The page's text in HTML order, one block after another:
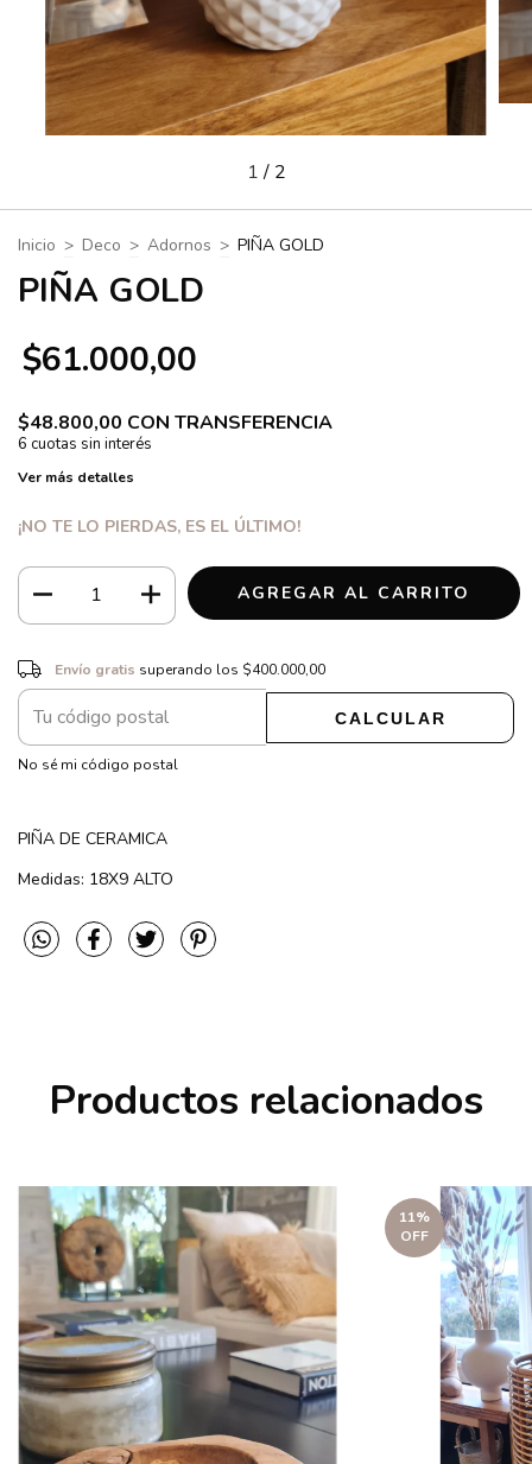
1/ 2
Inicio > Deco > Adornos > PIÑA GOLD
PIÑA GOLD
$61.000,00
$48.800,00 CON TRANSFERENCIA
Ver más detalles
¡NO TE LO PIERDAS, ES EL ÚLTIMO!
Envío gratis $400.000,00
Entregas para el CP: CAMBIAR CP
Envío gratis superando los $400.000,00
CALCULAR
No sé mi código postal
PIÑA DE CERAMICA
Medidas: 18X9 ALTO
Productos relacionados
11%
OFF